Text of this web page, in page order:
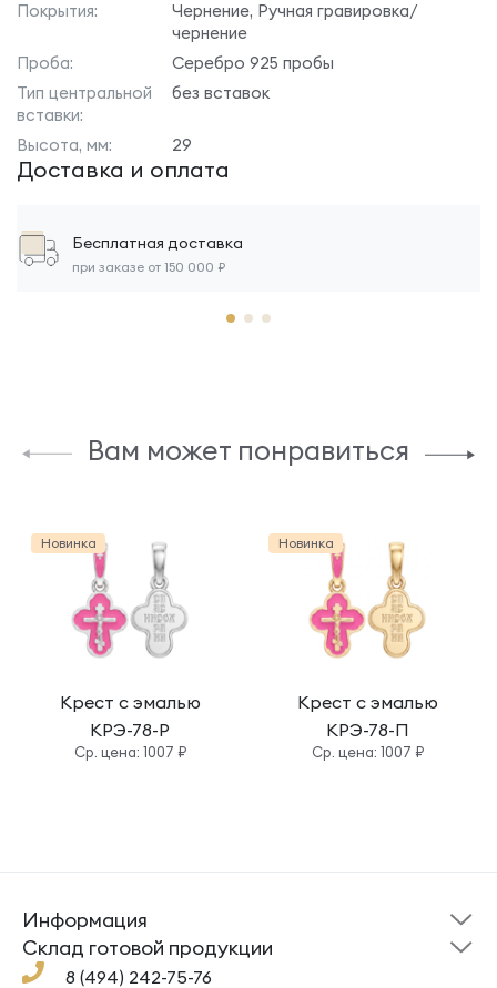
Покрытия:
Чернение, Ручная гравировка/
чернение
Проба:
Серебро 925 пробы
Тип центральной
вставки:
без вставок
Высота, мм: 29
Доставка и оплата
Бесплатная доставка
при заказе от 150 000 ₽
Вам может понравиться
Новинка
Крест с эмалью
КРЭ-78-Р
Cр. цена: 1007 ₽
Новинка
Крест с эмалью
КРЭ-78-П
Cр. цена: 1007 ₽
8 (494) 242-75-76
Информация
Склад готовой
продукции
Под заказ
Помощь
Cклад готовой продукции
Кресты
Кольца
Ложки